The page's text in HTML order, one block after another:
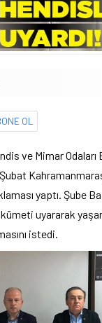
OL
ve Mimar
yaptı. Şube
uyararak
istedi.